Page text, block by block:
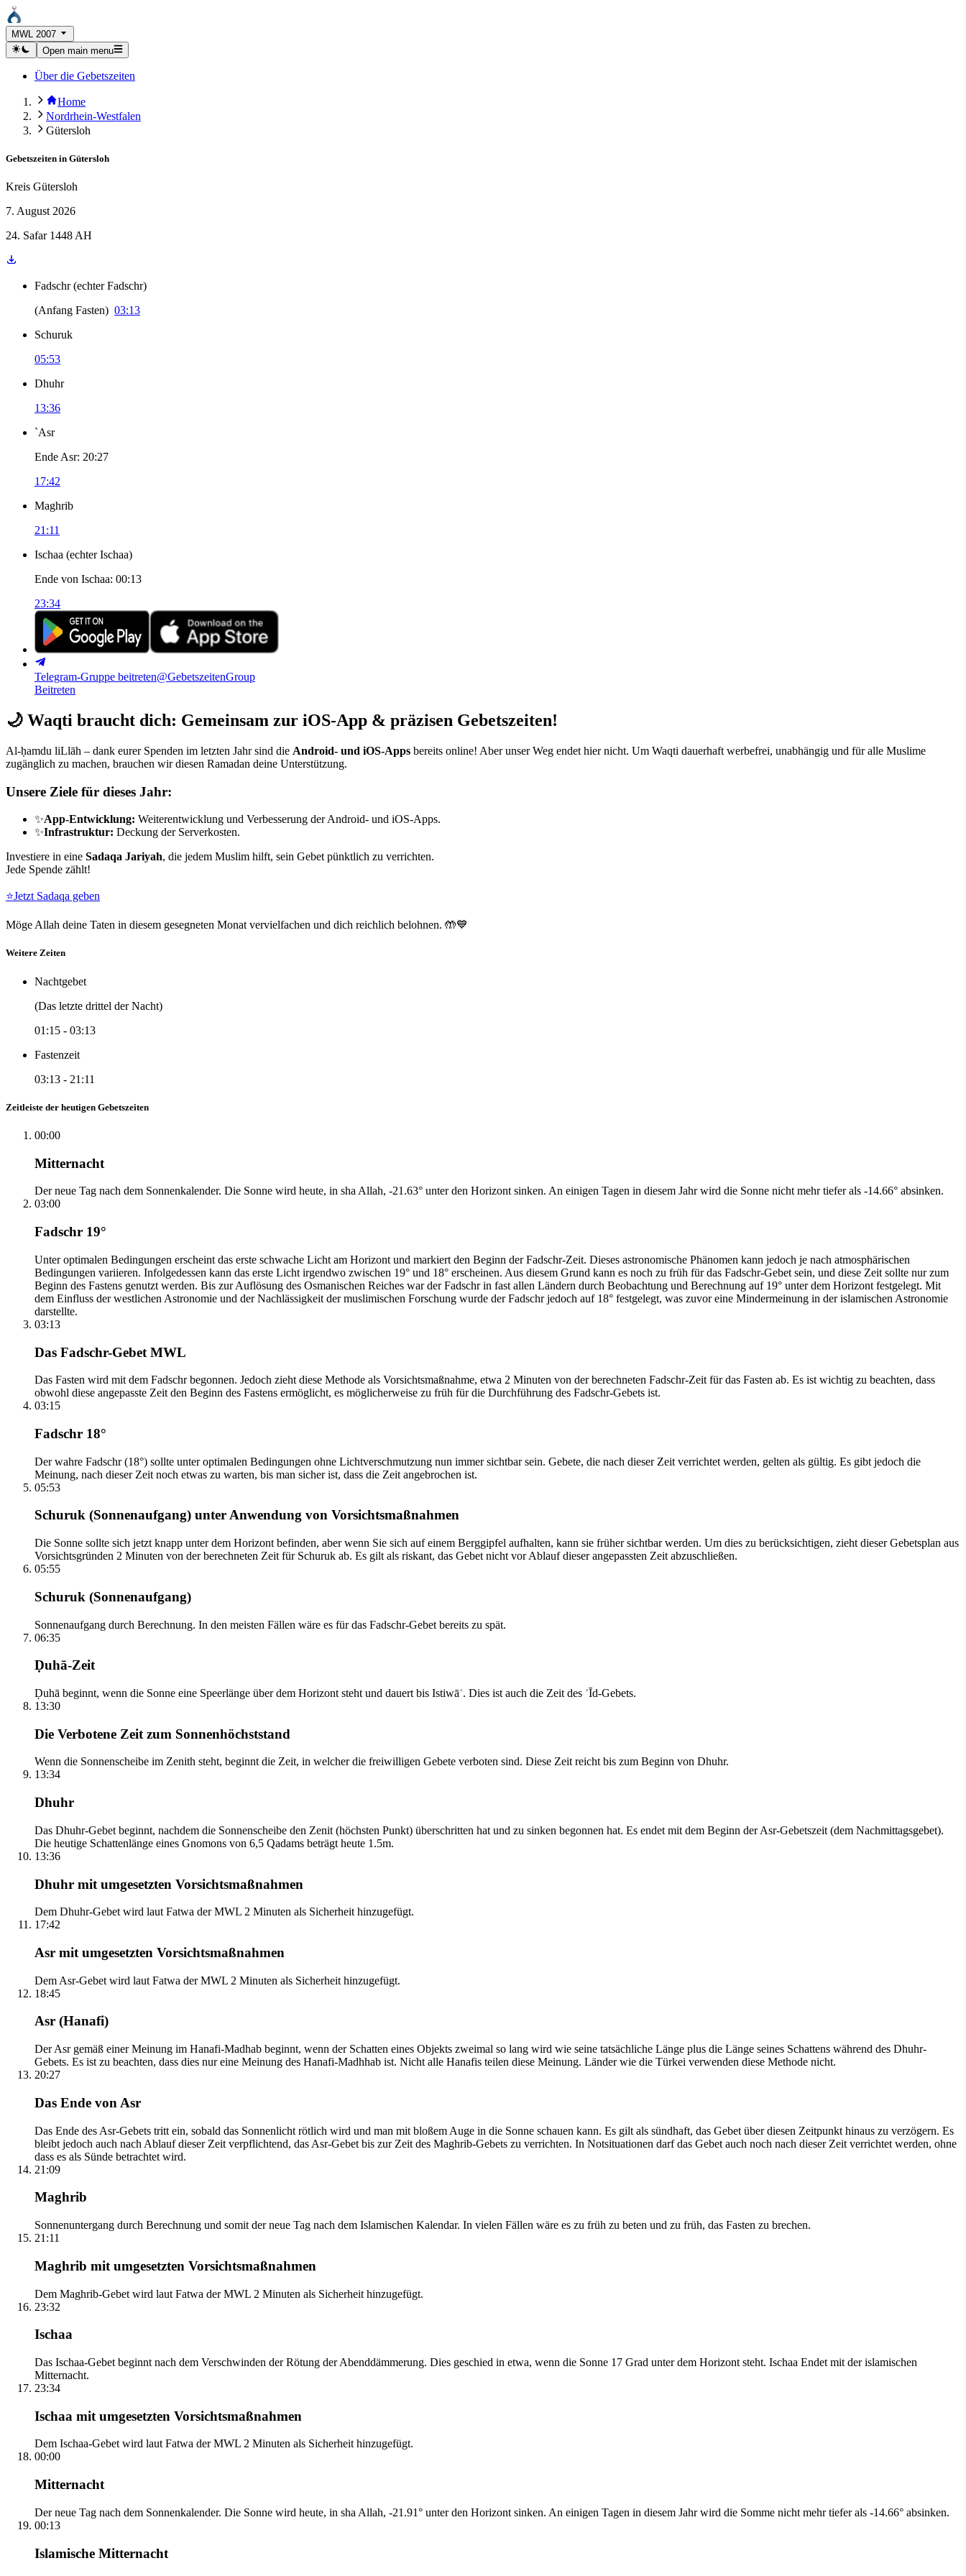
MWL 2007
Open main menu
Über die Gebetszeiten
Home
Nordrhein-Westfalen
Gütersloh
Gebetszeiten in Gütersloh
Kreis Gütersloh
7. August 2026
24. Safar 1448 AH
Fadschr (echter Fadschr)
(Anfang Fasten) 03:13
Schuruk
05:53
Dhuhr
13:36
`Asr
Ende Asr: 20:27
17:42
Maghrib
21:11
Ischaa (echter Ischaa)
Ende von Ischaa: 00:13
23:34
Telegram-Gruppe beitreten@GebetszeitenGroup
Beitreten
🌙 Waqti braucht dich: Gemeinsam zur iOS-App & präzisen Gebetszeiten!
Al-ḥamdu liLlāh – dank eurer Spenden im letzten Jahr sind die Android- und iOS-Apps bereits online! Aber unser Weg endet hier nicht. Um Waqti dauerhaft werbefrei, unabhängig und für alle Muslime
zugänglich zu machen, brauchen wir diesen Ramadan deine Unterstützung.
Unsere Ziele für dieses Jahr:
✨App-Entwicklung: Weiterentwicklung und Verbesserung der Android- und iOS-Apps.
✨Infrastruktur: Deckung der Serverkosten.
Investiere in eine Sadaqa Jariyah, die jedem Muslim hilft, sein Gebet pünktlich zu verrichten.
Jede Spende zählt!
⭐Jetzt Sadaqa geben
Möge Allah deine Taten in diesem gesegneten Monat vervielfachen und dich reichlich belohnen. 🤲💙
Weitere Zeiten
Nachtgebet
(Das letzte drittel der Nacht)
01:15 - 03:13
Fastenzeit
03:13 - 21:11
Zeitleiste der heutigen Gebetszeiten
00:00
Mitternacht
Der neue Tag nach dem Sonnenkalender. Die Sonne wird heute, in sha Allah, -21.63° unter den Horizont sinken. An einigen Tagen in diesem Jahr wird die Sonne nicht mehr tiefer als -14.66° absinken.
03:00
Fadschr 19°
Unter optimalen Bedingungen erscheint das erste schwache Licht am Horizont und markiert den Beginn der Fadschr-Zeit. Dieses astronomische Phänomen kann jedoch je nach atmosphärischen
Bedingungen variieren. Infolgedessen kann das erste Licht irgendwo zwischen 19° und 18° erscheinen. Aus diesem Grund kann es noch zu früh für das Fadschr-Gebet sein, und diese Zeit sollte nur zum
Beginn des Fastens genutzt werden. Bis zur Auflösung des Osmanischen Reiches war der Fadschr in fast allen Ländern durch Beobachtung und Berechnung auf 19° unter dem Horizont festgelegt. Mit
dem Einfluss der westlichen Astronomie und der Nachlässigkeit der muslimischen Forschung wurde der Fadschr jedoch auf 18° festgelegt, was zuvor eine Mindermeinung in der islamischen Astronomie
darstellte.
03:13
Das Fadschr-Gebet MWL
Das Fasten wird mit dem Fadschr begonnen. Jedoch zieht diese Methode als Vorsichtsmaßnahme, etwa 2 Minuten von der berechneten Fadschr-Zeit für das Fasten ab. Es ist wichtig zu beachten, dass
obwohl diese angepasste Zeit den Beginn des Fastens ermöglicht, es möglicherweise zu früh für die Durchführung des Fadschr-Gebets ist.
03:15
Fadschr 18°
Der wahre Fadschr (18°) sollte unter optimalen Bedingungen ohne Lichtverschmutzung nun immer sichtbar sein. Gebete, die nach dieser Zeit verrichtet werden, gelten als gültig. Es gibt jedoch die
Meinung, nach dieser Zeit noch etwas zu warten, bis man sicher ist, dass die Zeit angebrochen ist.
05:53
Schuruk (Sonnenaufgang) unter Anwendung von Vorsichtsmaßnahmen
Die Sonne sollte sich jetzt knapp unter dem Horizont befinden, aber wenn Sie sich auf einem Berggipfel aufhalten, kann sie früher sichtbar werden. Um dies zu berücksichtigen, zieht dieser Gebetsplan aus
Vorsichtsgründen 2 Minuten von der berechneten Zeit für Schuruk ab. Es gilt als riskant, das Gebet nicht vor Ablauf dieser angepassten Zeit abzuschließen.
05:55
Schuruk (Sonnenaufgang)
Sonnenaufgang durch Berechnung. In den meisten Fällen wäre es für das Fadschr-Gebet bereits zu spät.
06:35
Ḍuhā-Zeit
Ḍuhā beginnt, wenn die Sonne eine Speerlänge über dem Horizont steht und dauert bis Istiwāʾ. Dies ist auch die Zeit des ʿĪd-Gebets.
13:30
Die Verbotene Zeit zum Sonnenhöchststand
Wenn die Sonnenscheibe im Zenith steht, beginnt die Zeit, in welcher die freiwilligen Gebete verboten sind. Diese Zeit reicht bis zum Beginn von Dhuhr.
13:34
Dhuhr
Das Dhuhr-Gebet beginnt, nachdem die Sonnenscheibe den Zenit (höchsten Punkt) überschritten hat und zu sinken begonnen hat. Es endet mit dem Beginn der Asr-Gebetszeit (dem Nachmittagsgebet).
Die heutige Schattenlänge eines Gnomons von 6,5 Qadams beträgt heute 1.5m.
13:36
Dhuhr mit umgesetzten Vorsichtsmaßnahmen
Dem Dhuhr-Gebet wird laut Fatwa der MWL 2 Minuten als Sicherheit hinzugefügt.
17:42
Asr mit umgesetzten Vorsichtsmaßnahmen
Dem Asr-Gebet wird laut Fatwa der MWL 2 Minuten als Sicherheit hinzugefügt.
18:45
Asr (Hanafi)
Der Asr gemäß einer Meinung im Hanafi-Madhab beginnt, wenn der Schatten eines Objekts zweimal so lang wird wie seine tatsächliche Länge plus die Länge seines Schattens während des Dhuhr-
Gebets. Es ist zu beachten, dass dies nur eine Meinung des Hanafi-Madhhab ist. Nicht alle Hanafis teilen diese Meinung. Länder wie die Türkei verwenden diese Methode nicht.
20:27
Das Ende von Asr
Das Ende des Asr-Gebets tritt ein, sobald das Sonnenlicht rötlich wird und man mit bloßem Auge in die Sonne schauen kann. Es gilt als sündhaft, das Gebet über diesen Zeitpunkt hinaus zu verzögern. Es
bleibt jedoch auch nach Ablauf dieser Zeit verpflichtend, das Asr-Gebet bis zur Zeit des Maghrib-Gebets zu verrichten. In Notsituationen darf das Gebet auch noch nach dieser Zeit verrichtet werden, ohne
dass es als Sünde betrachtet wird.
21:09
Maghrib
Sonnenuntergang durch Berechnung und somit der neue Tag nach dem Islamischen Kalendar. In vielen Fällen wäre es zu früh zu beten und zu früh, das Fasten zu brechen.
21:11
Maghrib mit umgesetzten Vorsichtsmaßnahmen
Dem Maghrib-Gebet wird laut Fatwa der MWL 2 Minuten als Sicherheit hinzugefügt.
23:32
Ischaa
Das Ischaa-Gebet beginnt nach dem Verschwinden der Rötung der Abenddämmerung. Dies geschied in etwa, wenn die Sonne 17 Grad unter dem Horizont steht. Ischaa Endet mit der islamischen
Mitternacht.
23:34
Ischaa mit umgesetzten Vorsichtsmaßnahmen
Dem Ischaa-Gebet wird laut Fatwa der MWL 2 Minuten als Sicherheit hinzugefügt.
00:00
Mitternacht
Der neue Tag nach dem Sonnenkalender. Die Sonne wird heute, in sha Allah, -21.91° unter den Horizont sinken. An einigen Tagen in diesem Jahr wird die Somme nicht mehr tiefer als -14.66° absinken.
00:13
Islamische Mitternacht